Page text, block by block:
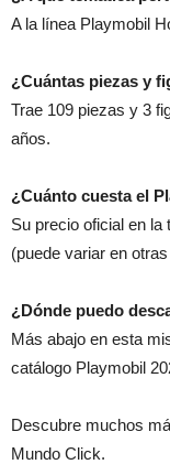
A la línea Playmobil
¿Cuántas piezas y
Trae 109 piezas y 3
años.
¿Cuánto cuesta el
Su precio oficial en la
(puede variar en
¿Dónde puedo
Más abajo en esta
catálogo Playmobil
Descubre muchos
Mundo Click.